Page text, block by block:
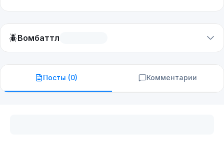
🪲Вомбаттл
Посты (0) Комментарии